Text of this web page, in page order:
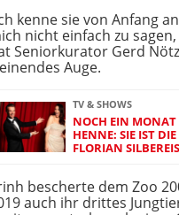
kenne sie von Anfang
nicht einfach zu
Seniorkurator Gerd
Auge.
TV & SHOWS
NOCH EIN MONAT
HENNE: SIE IST
FLORIAN
bescherte dem Zoo
auch ihr drittes